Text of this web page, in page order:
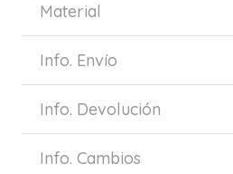
Material
Info. Envío
Info. Devolución
Info. Cambios